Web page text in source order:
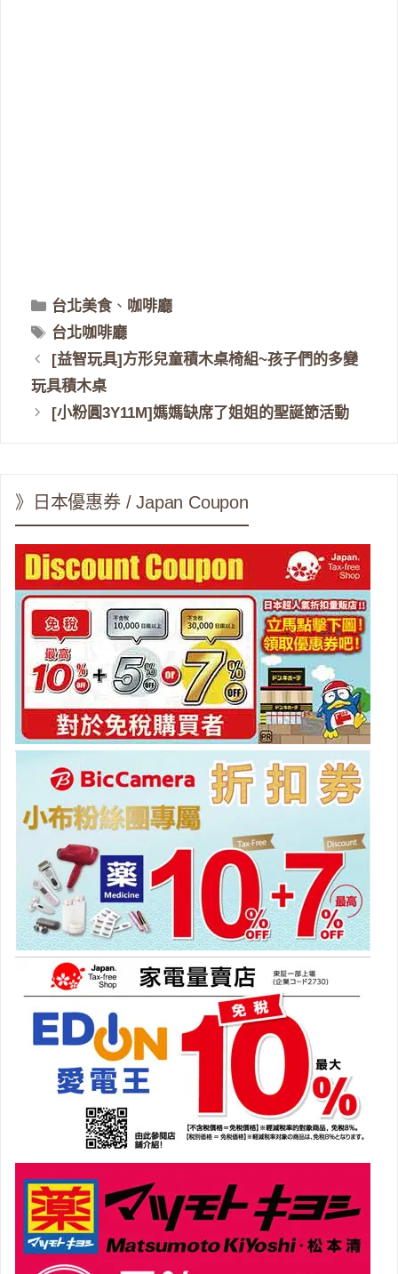
分
類
台北美食、 咖啡廳
標
籤
台北咖啡廳
[益智玩具]方形兒童積木桌椅組~孩子們的多變
玩具積木桌
[小粉圓3Y11M]媽媽缺席了姐姐的聖誕節活動
》日本優惠券 / Japan Coupon